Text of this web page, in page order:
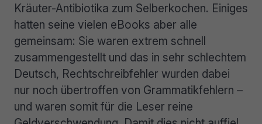
Kräuter-Antibiotika zum Selberkochen. Einiges
hatten seine vielen eBooks aber alle
gemeinsam: Sie waren extrem schnell
zusammengestellt und das in sehr schlechtem
Deutsch, Rechtschreibfehler wurden dabei
nur noch übertroffen von Grammatikfehlern –
und waren somit für die Leser reine